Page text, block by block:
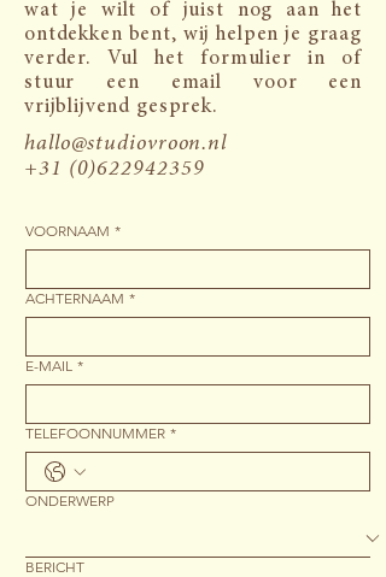
wat je wilt of juist nog aan het
ontdekken bent, wij helpen je graag
verder. Vul het formulier in of
stuur een email voor een
vrijblijvend gesprek.
​hallo@studiovroon.nl
+31 (0)622942359
VOORNAAM *
ACHTERNAAM *
E-MAIL *
TELEFOONNUMMER *
ONDERWERP
BERICHT